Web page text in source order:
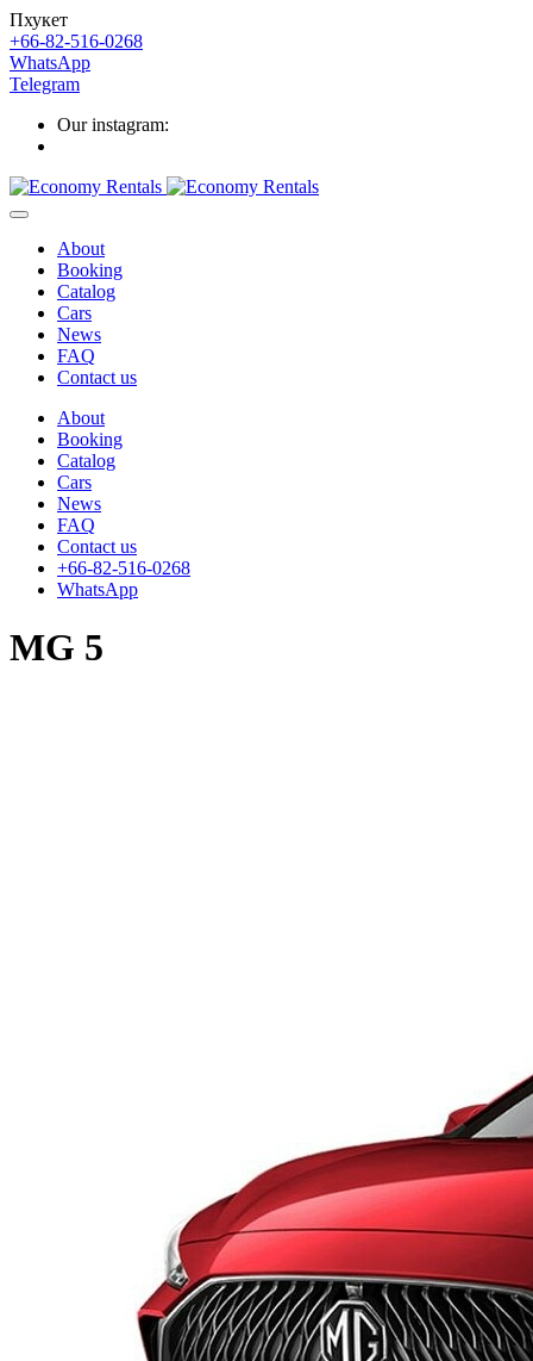
Пхукет
+66-82-516-0268
WhatsApp
Telegram
Our instagram:
About
Booking
Catalog
Cars
News
FAQ
Contact us
About
Booking
Catalog
Cars
News
FAQ
Contact us
+66-82-516-0268
WhatsApp
MG 5